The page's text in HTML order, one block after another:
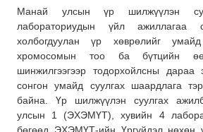
Манай улсын үр шилжүүлэн
лабораториудын үйл ажиллагаа
холбогдуулан үр хөврөлийг
хромосомын тоо ба бүтцийн
шинжилгээгээр тодорхойлсны дараа
сонгон умайд суулгах шаардлага
байна. Үр шилжүүлэн суулгах
улсын 1 (ЭХЭМҮТ), хувийн 4